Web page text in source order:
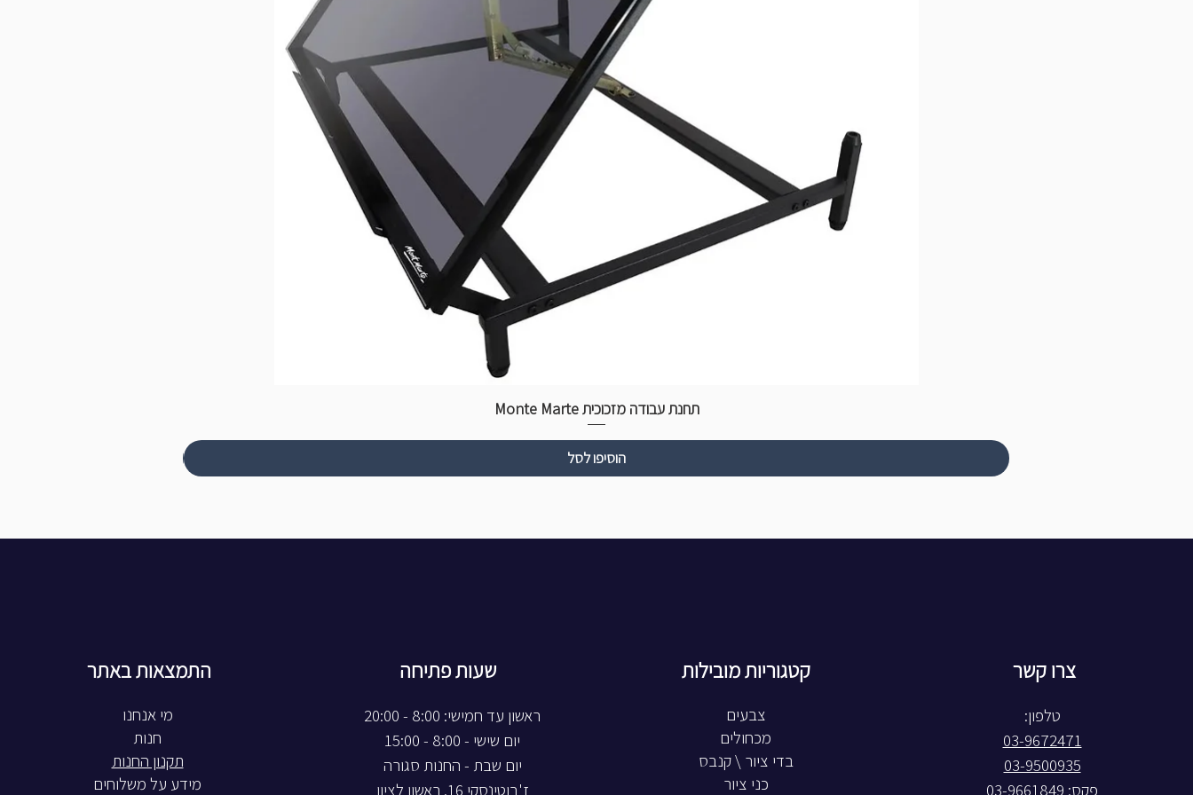
תחנת עבודה מזכוכית Monte Marte
הוסיפו לסל
התמצאות באתר
חנות
תקנון החנות
מידע על משלוחים
שעות פתיחה
ראשון עד חמישי: 8:00 - 20:00
יום שישי - 8:00 - 15:00
יום שבת - החנות סגורה
ז'בוטינסקי 16, ראשון לציון
קטגוריות מובילות
צבעים
מכחולים
בדי ציור \ קנבס
כני ציור
צרו קשר
טלפון:
03-9672471
03-9500935
פקס: 03-9661849